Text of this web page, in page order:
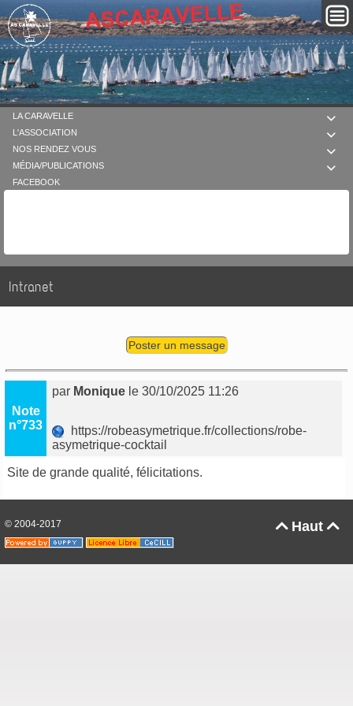

LA CARAVELLE

L'ASSOCIATION

NOS RENDEZ VOUS

MÉDIA/PUBLICATIONS
FACEBOOK
Intranet
Poster un message
Note
n°733
par Monique le 30/10/2025 11:26
https://robeasymetrique.fr/collections/robe-
asymetrique-cocktail
Site de grande qualité, félicitations.
Haut 
© 2004-2017